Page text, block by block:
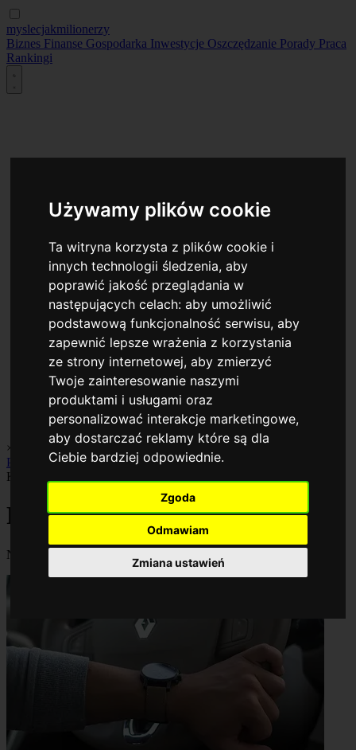
Używamy plików cookie
Ta witryna korzysta z plików cookie i
innych technologii śledzenia, aby
poprawić jakość przeglądania w
następujących celach:aby umożliwić
podstawową funkcjonalność serwisu,aby
zapewnić lepsze wrażenia z korzystania
ze strony internetowej,aby zmierzyć
Twoje zainteresowanie naszymi
produktami i usługami oraz
personalizować interakcje marketingowe,
aby dostarczać reklamy które są dla
Ciebie bardziej odpowiednie.
Zgoda
Odmawiam
Zmiana ustawień
myslecjakmilionerzy
Biznes Finanse Gospodarka Inwestycje Oszczędzanie Porady Praca
Rankingi
× Biznes Finanse Gospodarka Inwestycje Oszczędzanie
Praca
Rankingi
Kategoria
Praca
Najnowsze i najważniejsze artykuły w kategorii Praca.